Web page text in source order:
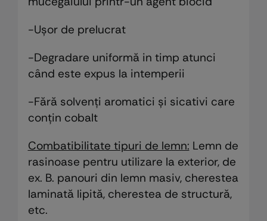
-Ușor de prelucrat
-Degradare uniformă in timp atunci
când este expus la intemperii
-Fără solvenți aromatici și sicativi care
conțin cobalt
Combatibilitate tipuri de lemn: Lemn de
rasinoase pentru utilizare la exterior, de
ex. B. panouri din lemn masiv, cherestea
laminată lipită, cherestea de structură,
etc.